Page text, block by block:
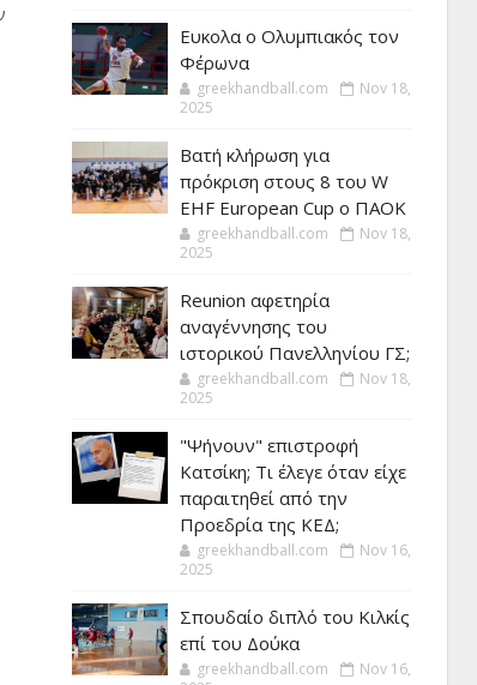
Ευκολα ο Ολυμπιακός τον
Φέρωνα
greekhandball.com
Nov 18,
2025
Βατή κλήρωση για
πρόκριση στους 8 του W
EHF European Cup ο ΠΑΟΚ
greekhandball.com
Nov 18,
2025
Reunion αφετηρία
αναγέννησης του
ιστορικού Πανελληνίου ΓΣ;
greekhandball.com
Nov 18,
2025
"Ψήνουν" επιστροφή
Κατσίκη; Τι έλεγε όταν είχε
παραιτηθεί από την
Προεδρία της ΚΕΔ;
greekhandball.com
Nov 16,
2025
Σπουδαίο διπλό του Κιλκίς
επί του Δούκα
greekhandball.com
Nov 16,